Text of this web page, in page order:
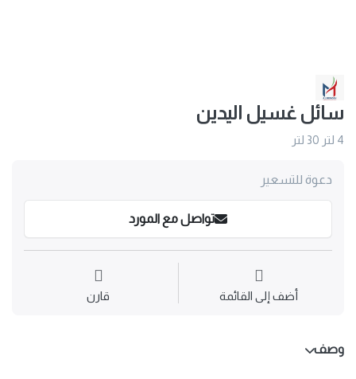
سائل غسيل اليدين
4 لتر 30 لتر
دعوة للتسعير
تواصل مع المورد
أضف إلى القائمة قارن
وصف